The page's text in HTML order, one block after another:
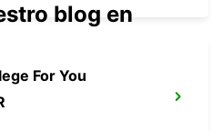
blog en
For You